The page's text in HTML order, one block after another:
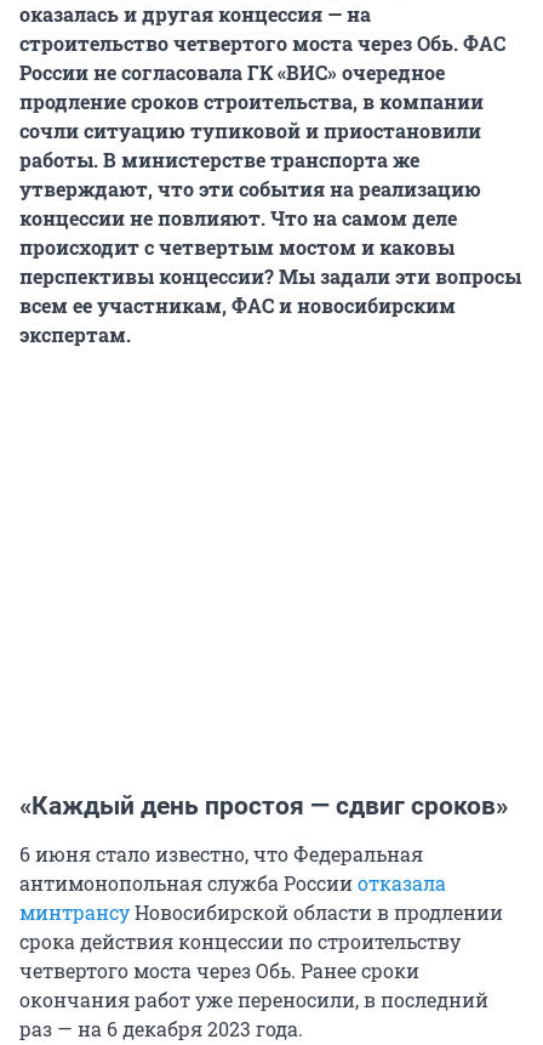
оказалась и другая концессия — на
строительство четвертого моста через Обь. ФАС
России не согласовала ГК «ВИС» очередное
продление сроков строительства, в компании
сочли ситуацию тупиковой и приостановили
работы. В министерстве транспорта же
утверждают, что эти события на реализацию
концессии не повлияют. Что на самом деле
происходит с четвертым мостом и каковы
перспективы концессии? Мы задали эти вопросы
всем ее участникам, ФАС и новосибирским
экспертам.
«Каждый день простоя — сдвиг сроков»
6 июня стало известно, что Федеральная
антимонопольная служба Россииотказала
минтрансуНовосибирской области в продлении
срока действия концессии по строительству
четвертого моста через Обь. Ранее сроки
окончания работ уже переносили, в последний
раз — на 6 декабря 2023 года.